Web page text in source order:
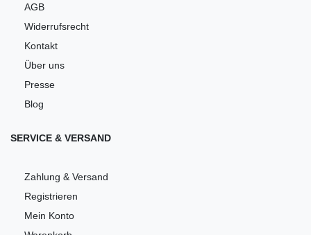
AGB
Widerrufsrecht
Kontakt
Über uns
Presse
Blog
SERVICE & VERSAND
Zahlung & Versand
Registrieren
Mein Konto